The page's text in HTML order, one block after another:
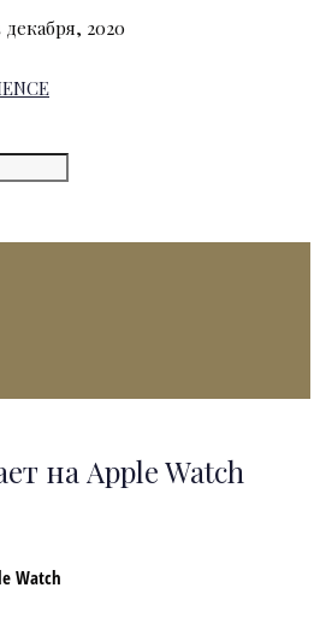
декабря, 2020
на Apple Watch